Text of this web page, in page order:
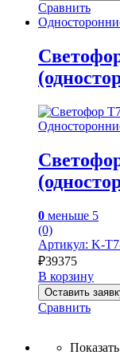
Сравнить
0 меньше 5
(0)
Артикул: K-
₽39375
В корзину
Оставить
Сравнить